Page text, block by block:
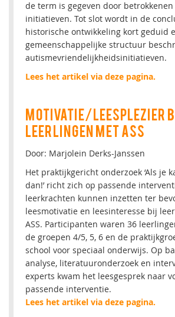
de term is gegeven door
initiatieven. Tot slot wordt in de
historische ontwikkeling kort geduid
gemeenschappelijke structuur
autismevriendelijkheidsinitiatieven.
Lees het artikel via deze pagina.
MOTIVATIE/LEESPLEZIER
LEERLINGEN MET ASS
Door: Marjolein Derks-Janssen
Het praktijkgericht onderzoek ‘Als je
dan!’ richt zich op passende
leerkrachten kunnen inzetten ter
leesmotivatie en leesinteresse bij
ASS. Participanten waren 36
de groepen 4/5, 5, 6 en de
school voor speciaal onderwijs. Op
analyse, literatuuronderzoek en
experts kwam het leesgesprek naar
passende interventie.
Lees het artikel via deze pagina.